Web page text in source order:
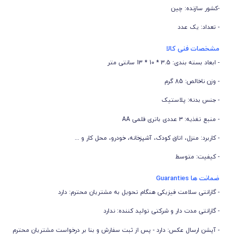
-کشور سازنده: چین
- تعداد: یک عدد
مشخصات فنی کالا
- ابعاد بسته بندی: 3.5 * 10 * 13 سانتی متر
- وزن ناخالص: 85 گرم
- جنس بدنه: پلاستیک
- منبع تغذیه: ۳ عددی باتری قلمی AA
- کاربرد: منزل، اتاق کودک، آشپزخانه، خودرو، محل کار و ...
- کیفیت: متوسط
ضمانت ها Guaranties
- گارانتی سلامت فیزیکی هنگام تحویل به مشتریان محترم: دارد
- گارانتی مدت دار و شرکتی تولید کننده: ندارد
- آپشن ارسال عکس: دارد - پس از ثبت سفارش و بنا بر درخواست مشتریان محترم